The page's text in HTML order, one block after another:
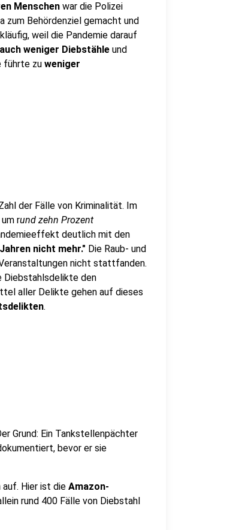
Menschen war die Polizei
zum Behördenziel gemacht und
weil die Pandemie darauf
weniger Diebstähle und
führte zu weniger
der Fälle von Kriminalität. Im
rund zehn Prozent
deutlich mit den
nicht mehr." Die Raub- und
nicht stattfanden.
Diebstahlsdelikte den
aller Delikte gehen auf dieses
.
Grund: Ein Tankstellenpächter
bevor er sie
Hier ist die Amazon-
rund 400 Fälle von Diebstahl